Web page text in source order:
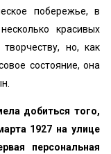
побережье, в
красивых
но, как
состояние, она
добиться того,
1927 на улице
персональная